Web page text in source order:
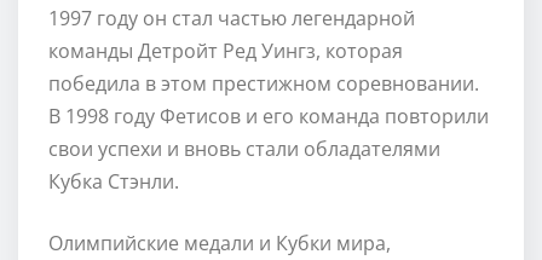
1997 году он стал частью легендарной
команды Детройт Ред Уингз, которая
победила в этом престижном соревновании.
В 1998 году Фетисов и его команда повторили
свои успехи и вновь стали обладателями
Кубка Стэнли.
Олимпийские медали и Кубки мира,